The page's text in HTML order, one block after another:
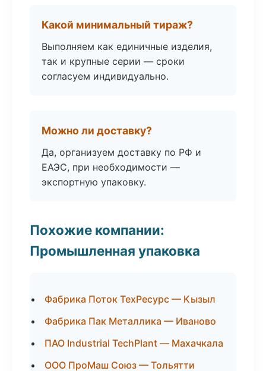
Какой минимальный тираж?
Выполняем как единичные изделия,
так и крупные серии — сроки
согласуем индивидуально.
Можно ли доставку?
Да, организуем доставку по РФ и
ЕАЭС, при необходимости —
экспортную упаковку.
Похожие компании:
Промышленная упаковка
Фабрика Поток ТехРесурс — Кызыл
Фабрика Пак Металлика — Иваново
ПАО Industrial TechPlant — Махачкала
ООО ПроМаш Союз — Тольятти